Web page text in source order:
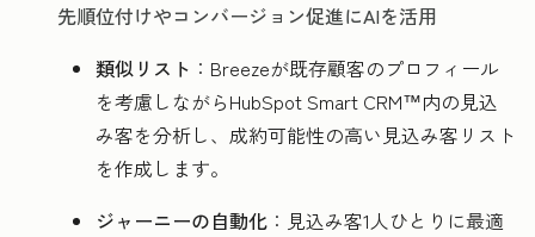
先順位付けやコンバージョン促進にAIを活用
類似リスト ：Breezeが既存顧客のプロフィール
を考慮しながらHubSpot Smart CRM™内の見込
み客を分析し、成約可能性の高い見込み客リスト
を作成します。
ジャーニーの自動化 ：見込み客1人ひとりに最適